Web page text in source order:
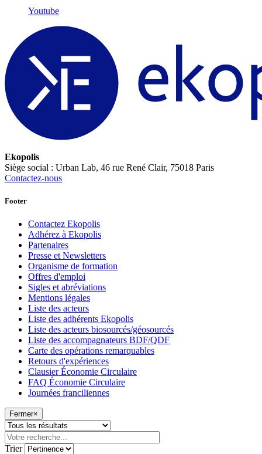
Youtube
Ekopolis
Siège social : Urban Lab, 46 rue René Clair, 75018 Paris
Contactez-nous
Footer
Contactez Ekopolis
Adhérez à Ekopolis
Partenaires
Presse et Newsletters
Organisme de formation
Offres d'emploi
Sigles et abréviations
Mentions légales
Liste des acteurs
Liste des adhérents Ekopolis
Liste des acteurs biosourcés/géosourcés
Liste des accompagnateurs BDF/QDF
Carte des opérations remarquables
Retours d'expériences
Clausier Économie Circulaire
FAQ Économie Circulaire
Journées franciliennes
Fermer×
Trier